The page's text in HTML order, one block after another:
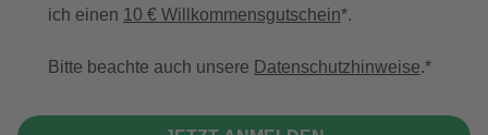
ich einen 10 € Willkommensgutschein*.
Bitte beachte auch unsere Datenschutzhinweise.